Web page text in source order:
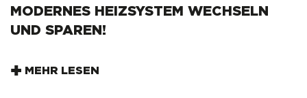
MODERNES HEIZSYSTEM WECHSELN
UND SPAREN!
MEHR LESEN